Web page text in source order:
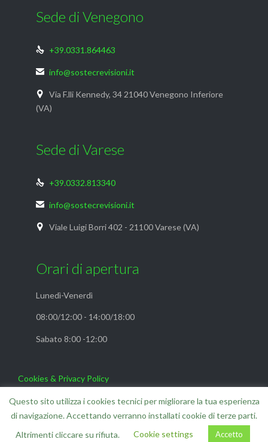
Sede di Venegono
 +39.0331.864463
 info@sostecrevisioni.it

Via F.lli Kennedy, 34 21040 Venegono Inferiore
(VA)
Sede di Varese
 +39.0332.813340
 info@sostecrevisioni.it
 Viale Luigi Borri 402 - 21100 Varese (VA)
Orari di apertura
Lunedì-Venerdì
08:00/12:00 - 14:00/18:00
Sabato 8:00 -12:00
Cookies & Privacy Policy
FAQ
Questo sito utilizza i cookies tecnici per migliorare la tua esperienza
di navigazione. Accettando verranno installati cookie di terze parti.
Altrimenti cliccare su rifiuta.
Cookie settings Accetto